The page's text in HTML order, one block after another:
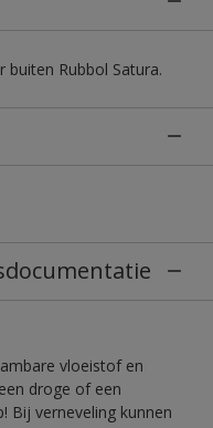
buiten Rubbol Satura.
vloeistof en
droge of een
Bij verneveling kunnen